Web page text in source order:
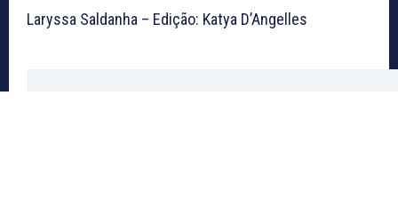
Laryssa Saldanha – Edição: Katya D’Angelles